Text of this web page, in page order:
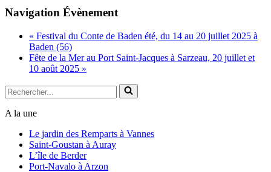
Navigation Évènement
« Festival du Conte de Baden été, du 14 au 20 juillet 2025 à
Baden (56)
Fête de la Mer au Port Saint-Jacques à Sarzeau, 20 juillet et
10 août 2025 »
Rechercher...
A la une
Le jardin des Remparts à Vannes
Saint-Goustan à Auray
L’île de Berder
Port-Navalo à Arzon